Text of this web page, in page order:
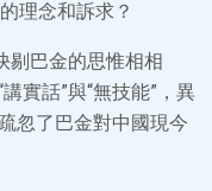
理念和訴求？
剔巴金的思惟相相
實話”與“無技能”，異
忽了巴金對中國現今